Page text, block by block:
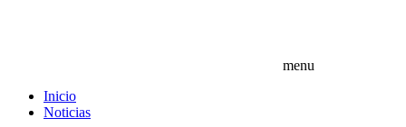
menu
Inicio
Noticias